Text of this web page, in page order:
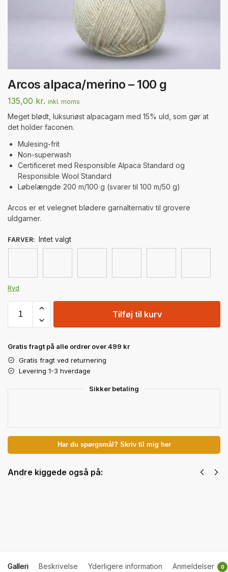
Arcos alpaca/merino – 100 g
135,00 kr. inkl. moms
Meget blødt, luksuriøst alpacagarn med 15% uld, som gør at
det holder faconen.
Mulesing-frit
Non-superwash
Certificeret med Responsible Alpaca Standard og
Responsible Wool Standard
Løbelængde 200 m/100 g (svarer til 100 m/50 g)
Arcos er et velegnet blødere garnalternativ til grovere
uldgarner.
FARVER: Intet valgt
Ryd
Tilføj til kurv
Gratis fragt på alle ordrer over 499 kr
Gratis fragt ved returnering
Levering 1-3 hverdage
Sikker betaling
Har du spørgsmål? Skriv til mig her
Andre kiggede også på:
Galleri Beskrivelse Yderligere information Anmeldelser 0